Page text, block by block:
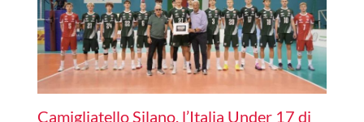
Camigliatello Silano, l’Italia Under 17 di